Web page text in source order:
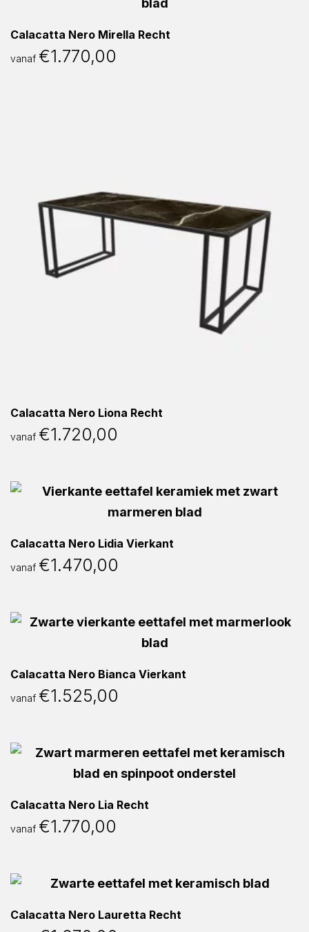
Calacatta Nero Mirella Recht
vanaf €1.770,00
Calacatta Nero Liona Recht
vanaf €1.720,00
Calacatta Nero Lidia Vierkant
vanaf €1.470,00
Calacatta Nero Bianca Vierkant
vanaf €1.525,00
Calacatta Nero Lia Recht
vanaf €1.770,00
Calacatta Nero Lauretta Recht